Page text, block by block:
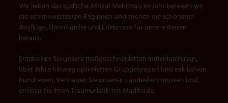
Wir lieben das südliche Afrika! Mehrmals im Jahr bereisen wir
die sehenswertesten Regionen und suchen die schönsten
Ausflüge, Unterkünfte und Erlebnisse für unsere Reisen
heraus.
Entdecken Sie unsere maßgeschneiderten Individualreisen,
über Jahre hinweg optimierten Gruppenreisen und exklusiven
Rundreisen. Vertrauen Sie unseren Landeskenntnissen und
erleben Sie Ihren Traumurlaub mit Madiba.de.